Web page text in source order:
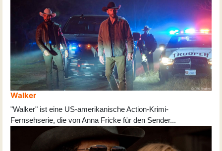
Walker
"Walker" ist eine US-amerikanische Action-Krimi-
Fernsehserie, die von Anna Fricke für den Sender...